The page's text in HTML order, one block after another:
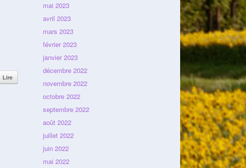
Lire
mai 2023
avril 2023
mars 2023
février 2023
janvier 2023
décembre 2022
novembre 2022
octobre 2022
septembre 2022
août 2022
juillet 2022
juin 2022
mai 2022